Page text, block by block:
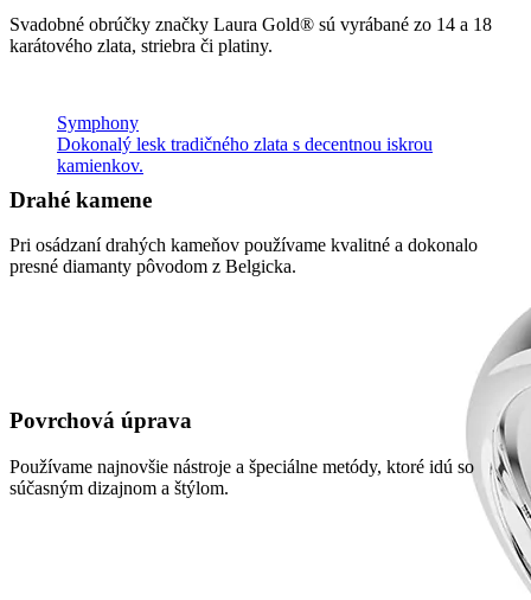
Symphony
Dokonalý lesk tradičného zlata s decentnou iskrou
kamienkov.
Svadobné obrúčky značky Laura Gold® sú vyrábané zo 14 a 18
karátového zlata, striebra či platiny.
Drahé kamene
Pri osádzaní drahých kameňov používame kvalitné a dokonalo
presné diamanty pôvodom z Belgicka.
Povrchová úprava
Používame najnovšie nástroje a špeciálne metódy, ktoré idú so
súčasným dizajnom a štýlom.